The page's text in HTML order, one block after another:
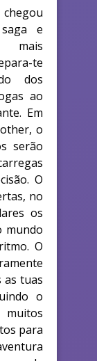
e
mais
te
dos
ao
Em
o
serão
O
no
os
mundo
O
as tuas
o
para